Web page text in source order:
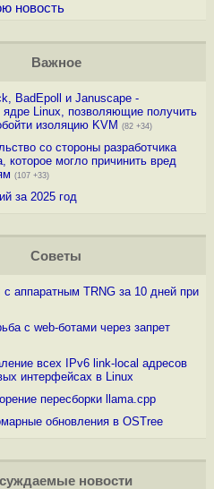
новость
Важное
BadEpoll и Januscape -
ядре Linux, позволяющие получить
изоляцию KVM
(82 +34)
со стороны разработчика
которое могло причинить вред
(107 +33)
за 2025 год
Советы
с аппаратным TRNG за 10 дней при
с web-ботами через запрет
всех IPv6 link-local адресов
интерфейсах в Linux
пересборки llama.cpp
обновления в OSTree
новости